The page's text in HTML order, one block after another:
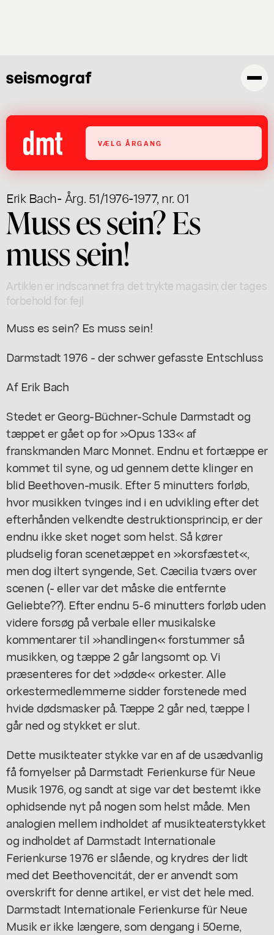
VÆLG ÅRGANG
Erik Bach- Årg. 51/1976-1977, nr. 01
Muss es sein? Es
muss sein!
Artiklen er indscannet fra det trykte magasin; der tages
forbehold for fejl
Muss es sein? Es muss sein!
Darmstadt 1976 - der schwer gefasste Entschluss
Af Erik Bach
Stedet er Georg-Büchner-Schule Darmstadt og
tæppet er gået op for »Opus 133« af
franskmanden Marc Monnet. Endnu et fortæppe er
kommet til syne, og ud gennem dette klinger en
blid Beethoven-musik. Efter 5 minutters forløb,
hvor musikken tvinges ind i en udvikling efter det
efterhånden velkendte destruktionsprincip, er der
endnu ikke sket noget som helst. Så kører
pludselig foran scenetæppet en »korsfæstet«,
men dog iltert syngende, Set. Cæcilia tværs over
scenen (- eller var det måske die entfernte
Geliebte??). Efter endnu 5-6 minutters forløb uden
videre forsøg på verbale eller musikalske
kommentarer til »handlingen« forstummer så
musikken, og tæppe 2 går langsomt op. Vi
præsenteres for det »døde« orkester. Alle
orkestermedlemmerne sidder forstenede med
hvide dødsmasker på. Tæppe 2 går ned, tæppe l
går ned og stykket er slut.
Dette musikteater stykke var en af de usædvanlig
få fornyelser på Darmstadt Ferienkurse für Neue
Musik 1976, og sandt at sige var det bestemt ikke
ophidsende nyt på nogen som helst måde. Men
analogien mellem indholdet af musikteaterstykket
og indholdet af Darmstadt Internationale
Ferienkurse 1976 er slående, og krydres der lidt
med det Beethovencitát, der er anvendt som
overskrift for denne artikel, er vist det hele med.
Darmstadt Internationale Ferienkurse für Neue
Musik er ikke længere, som dengang i 50erne,